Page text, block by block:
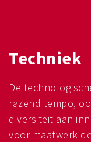
Techniek
De
razend tempo,
diversiteit aan
voor maatwerk